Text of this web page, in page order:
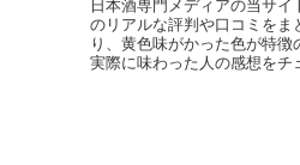
日本酒専門メディアの当サイ
のリアルな評判や口コミを
り、黄色味がかった色が特
実際に味わった人の感想をチ